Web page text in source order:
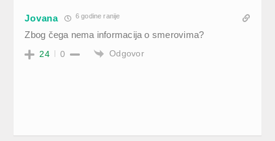
Jovana 6 godine ranije
Zbog čega nema informacija o smerovima?
24 0 Odgovor